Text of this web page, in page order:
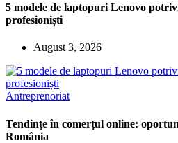
5 modele de laptopuri Lenovo
profesioniști
August 3, 2026
Antreprenoriat
Tendințe în comerțul online:
România